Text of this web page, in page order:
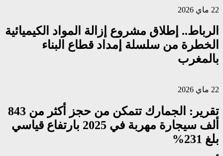
22 ماي 2026
الرباط.. إطلاق مشروع إزالة المواد الكيميائية
الخطرة من سلسلة إمداد قطاع البناء
بالمغرب
22 ماي 2026
تقرير: الجمارك تتمكن من حجز أكثر من 843
ألف سيجارة مهربة في 2025 بارتفاع قياسي
بلغ 231%